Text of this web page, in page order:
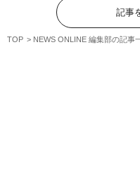
記事
TOP NEWS ONLINE 編集部の記事